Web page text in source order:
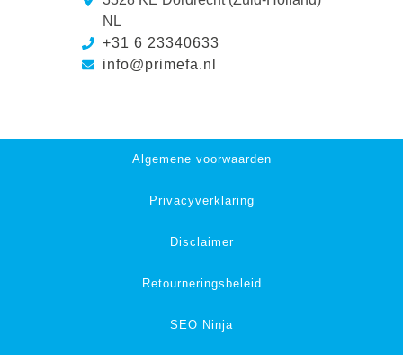
NL
+31 6 23340633
info@primefa.nl
Algemene voorwaarden
Privacyverklaring
Disclaimer
Retourneringsbeleid
SEO Ninja